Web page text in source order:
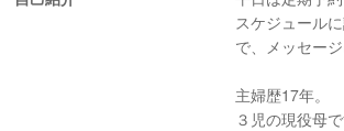
スケジュール
で、メッセー
主婦歴17年。
３児の現役母で